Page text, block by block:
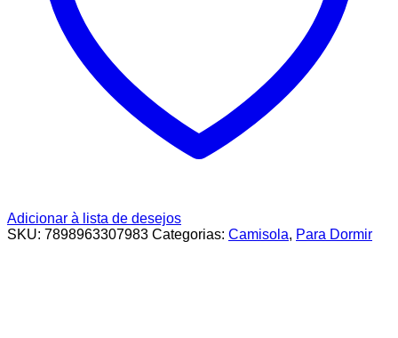
Adicionar à lista de desejos
SKU: 7898963307983 Categorias: Camisola, Para Dormir